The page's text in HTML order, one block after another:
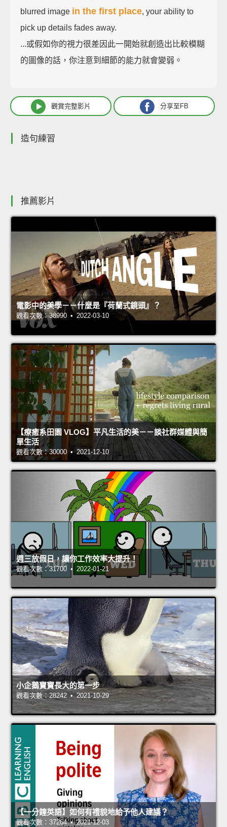
blurred image in the first place, your ability to
pick up details fades away.
...或假如你的視力很差因此一開始就創造出比較模糊
的圖像的話，你注意到細節的能力就會變弱。
觀賞完整影片 分享至FB
造句練習
推薦影片
電影中的美學－－什麼是『荷蘭式鏡頭』？
觀看次數：38990 • 2022-03-10
【療癒系田園 VLOG】平凡生活的美－－談社群媒體與簡
單生活
觀看次數：30000 • 2021-12-10
週三放假日，讓你工作效率大提升！
觀看次數：31700 • 2022-01-21
小企鵝寶寶長大的第一步
觀看次數：28242 • 2021-10-29
【一分鐘英語】如何有禮貌地給予他人建議？
觀看次數：37264 • 2021-12-03